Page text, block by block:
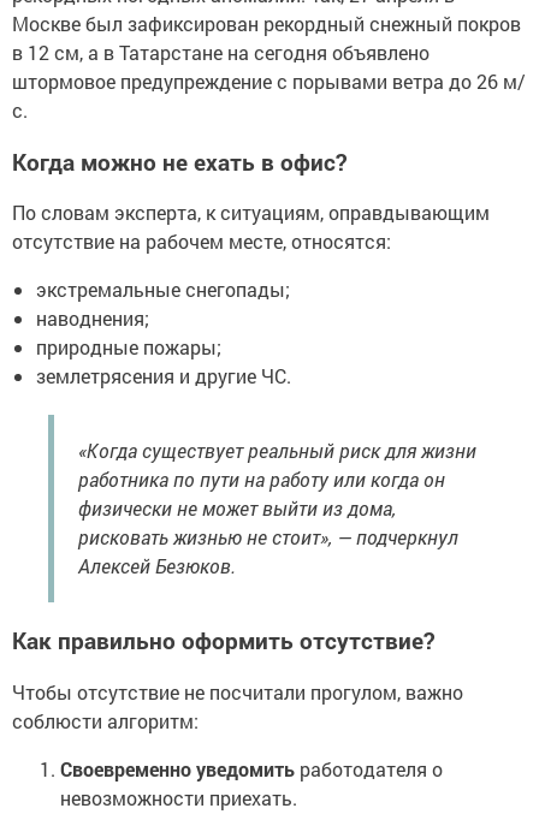
Москве был зафиксирован рекордный снежный покров
в 12 см, а в Татарстане на сегодня объявлено
штормовое предупреждение с порывами ветра до 26 м/
с.
Когда можно не ехать в офис?
По словам эксперта, к ситуациям, оправдывающим
отсутствие на рабочем месте, относятся:
экстремальные снегопады;
наводнения;
природные пожары;
землетрясения и другие ЧС.
«Когда существует реальный риск для жизни
работника по пути на работу или когда он
физически не может выйти из дома,
рисковать жизнью не стоит», — подчеркнул
Алексей Безюков.
Как правильно оформить отсутствие?
Чтобы отсутствие не посчитали прогулом, важно
соблюсти алгоритм:
Своевременно уведомить работодателя о
невозможности приехать.